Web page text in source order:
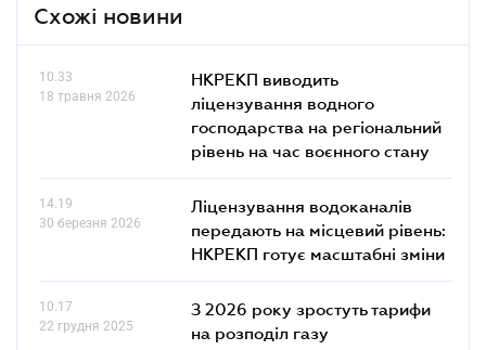
Схожі новини
10.33
18 травня 2026
НКРЕКП виводить
ліцензування водного
господарства на регіональний
рівень на час воєнного стану
14.19
30 березня 2026
Ліцензування водоканалів
передають на місцевий рівень:
НКРЕКП готує масштабні зміни
10.17
22 грудня 2025
З 2026 року зростуть тарифи
на розподіл газу